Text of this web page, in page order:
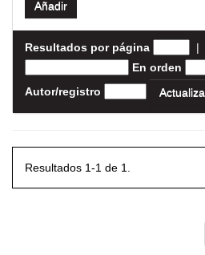
Resultados por página |
En orden
Autor/registro
Resultados 1-1 de 1.